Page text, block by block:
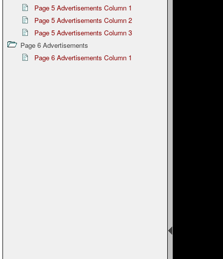
Page 5 Advertisements Column 1
Page 5 Advertisements Column 2
Page 5 Advertisements Column 3
Page 6 Advertisements
Page 6 Advertisements Column 1